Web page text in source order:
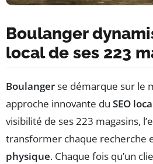
Boulanger
local de ses 223
Boulangerse démarque sur le
approche innovante du SEO
visibilité de ses 223 magasins,
transformer chaque recherche
physique. Chaque fois qu’un